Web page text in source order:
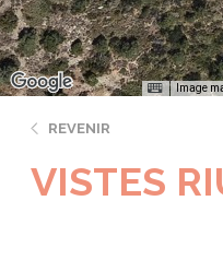
Image
REVENIR
VISTES